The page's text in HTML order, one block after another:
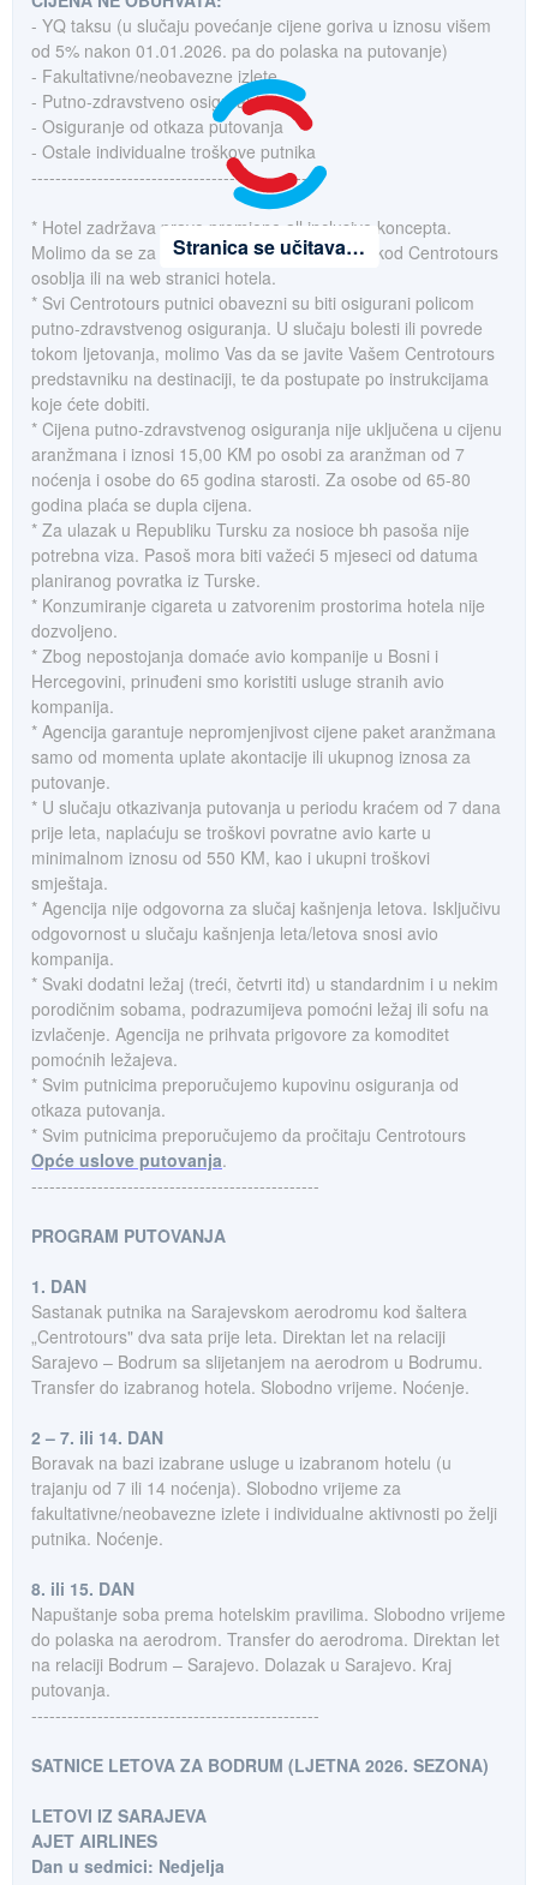
- YQ taksu (u slučaju povećanje cijene goriva u iznosu višem
od 5% nakon 01.01.2026. pa do polaska na putovanje)
- Fakultativne/neobavezne izlete
- Putno-zdravstveno osiguranje
- Osiguranje od otkaza putovanja
- Ostale individualne troškove putnika
------------------------------------------------
* Hotel zadržava pravo promjene all inclusive koncepta.
Molimo da se za detalje o konceptu raspitate kod Centrotours
osoblja ili na web stranici hotela.
* Svi Centrotours putnici obavezni su biti osigurani policom
putno-zdravstvenog osiguranja. U slučaju bolesti ili povrede
tokom ljetovanja, molimo Vas da se javite Vašem Centrotours
predstavniku na destinaciji, te da postupate po instrukcijama
koje ćete dobiti.
* Cijena putno-zdravstvenog osiguranja nije uključena u cijenu
aranžmana i iznosi 15,00 KM po osobi za aranžman od 7
noćenja i osobe do 65 godina starosti. Za osobe od 65-80
godina plaća se dupla cijena.
* Za ulazak u Republiku Tursku za nosioce bh pasoša nije
potrebna viza. Pasoš mora biti važeći 5 mjeseci od datuma
planiranog povratka iz Turske.
* Konzumiranje cigareta u zatvorenim prostorima hotela nije
dozvoljeno.
* Zbog nepostojanja domaće avio kompanije u Bosni i
Hercegovini, prinuđeni smo koristiti usluge stranih avio
kompanija.
* Agencija garantuje nepromjenjivost cijene paket aranžmana
samo od momenta uplate akontacije ili ukupnog iznosa za
putovanje.
* U slučaju otkazivanja putovanja u periodu kraćem od 7 dana
prije leta, naplaćuju se troškovi povratne avio karte u
minimalnom iznosu od 550 KM, kao i ukupni troškovi
smještaja.
* Agencija nije odgovorna za slučaj kašnjenja letova. Isključivu
odgovornost u slučaju kašnjenja leta/letova snosi avio
kompanija.
* Svaki dodatni ležaj (treći, četvrti itd) u standardnim i u nekim
porodičnim sobama, podrazumijeva pomoćni ležaj ili sofu na
izvlačenje. Agencija ne prihvata prigovore za komoditet
pomoćnih ležajeva.
* Svim putnicima preporučujemo kupovinu osiguranja od
otkaza putovanja.
* Svim putnicima preporučujemo da pročitaju Centrotours
Opće uslove putovanja.
------------------------------------------------
PROGRAM PUTOVANJA
1. DAN
Sastanak putnika na Sarajevskom aerodromu kod šaltera
„Centrotours" dva sata prije leta. Direktan let na relaciji
Sarajevo – Bodrum sa slijetanjem na aerodrom u Bodrumu.
Transfer do izabranog hotela. Slobodno vrijeme. Noćenje.
2 – 7. ili 14. DAN
Boravak na bazi izabrane usluge u izabranom hotelu (u
trajanju od 7 ili 14 noćenja). Slobodno vrijeme za
fakultativne/neobavezne izlete i individualne aktivnosti po želji
putnika. Noćenje.
8. ili 15. DAN
Napuštanje soba prema hotelskim pravilima. Slobodno vrijeme
do polaska na aerodrom. Transfer do aerodroma. Direktan let
na relaciji Bodrum – Sarajevo. Dolazak u Sarajevo. Kraj
putovanja.
------------------------------------------------
SATNICE LETOVA ZA BODRUM (LJETNA 2026. SEZONA)
LETOVI IZ SARAJEVA
AJET AIRLINES
Dan u sedmici: Nedjelja
Stranica se učitava…